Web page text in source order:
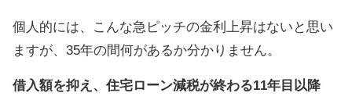
個人的には、こんな急ピッチの金利上昇はないと思い
ますが、35年の間何があるか分かりません。
借入額を抑え、住宅ローン減税が終わる11年目以降